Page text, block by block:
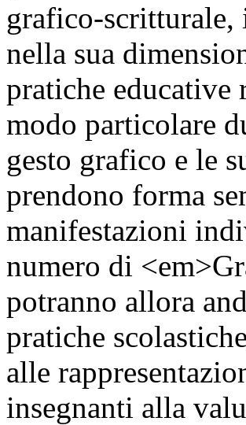
grafico-scritturale,
nella sua
pratiche
modo particolare
gesto grafico e le
prendono forma
manifestazioni
numero di
potranno allora
pratiche
alle
insegnanti alla